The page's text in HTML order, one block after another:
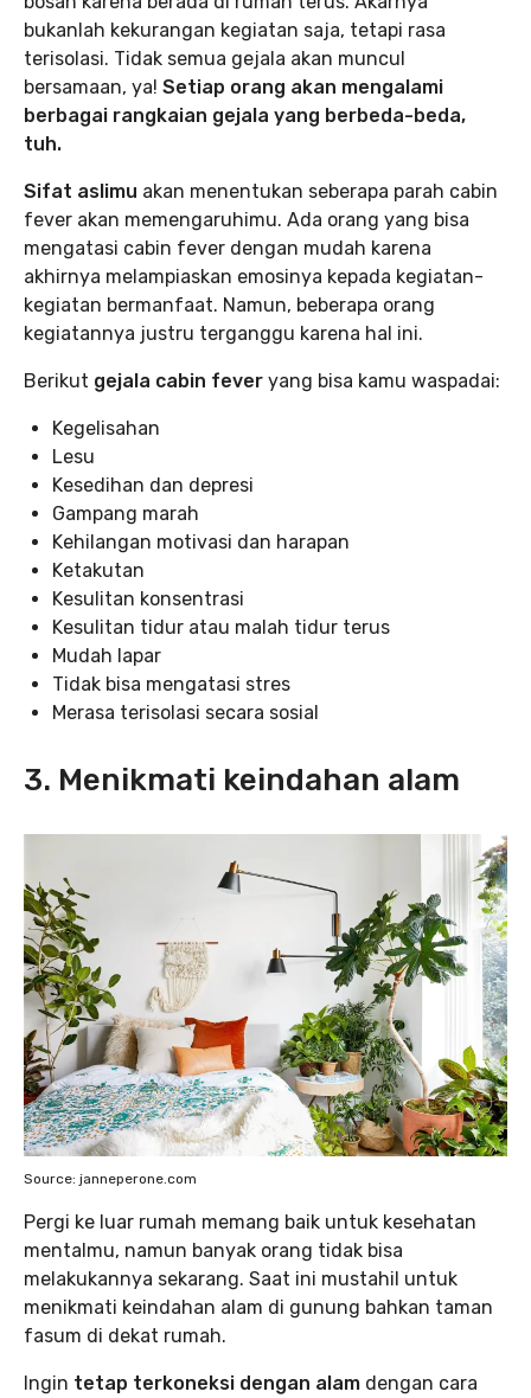
bukanlah kekurangan kegiatan saja, tetapi rasa
terisolasi. Tidak semua gejala akan muncul
bersamaan, ya! Setiap orang akan mengalami
berbagai rangkaian gejala yang berbeda-beda,
tuh.
Sifat aslimu akan menentukan seberapa parah cabin
fever akan memengaruhimu. Ada orang yang bisa
mengatasi cabin fever dengan mudah karena
akhirnya melampiaskan emosinya kepada kegiatan-
kegiatan bermanfaat. Namun, beberapa orang
kegiatannya justru terganggu karena hal ini.
Berikut gejala cabin fever yang bisa kamu waspadai:
Kegelisahan
Lesu
Kesedihan dan depresi
Gampang marah
Kehilangan motivasi dan harapan
Ketakutan
Kesulitan konsentrasi
Kesulitan tidur atau malah tidur terus
Mudah lapar
Tidak bisa mengatasi stres
Merasa terisolasi secara sosial
3. Menikmati keindahan alam
Source: janneperone.com
Pergi ke luar rumah memang baik untuk kesehatan
mentalmu, namun banyak orang tidak bisa
melakukannya sekarang. Saat ini mustahil untuk
menikmati keindahan alam di gunung bahkan taman
fasum di dekat rumah.
Ingin tetap terkoneksi dengan alam dengan cara